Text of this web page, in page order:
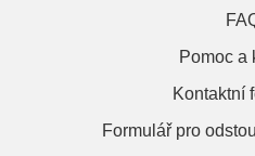
Pomoc a
Kontaktní
Formulář pro